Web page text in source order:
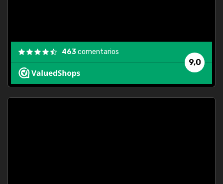
9,0
463comentarios